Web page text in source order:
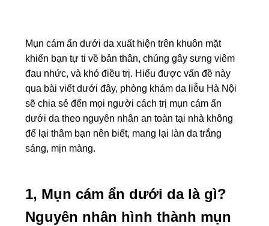
Mụn cám ẩn dưới da xuất hiện trên khuôn mặt
khiến bạn tự ti về bản thân, chúng gây sưng viêm
đau nhức, và khó điều trị. Hiểu được vấn đề này
qua bài viết dưới đây, phòng khám da liễu Hà Nội
sẽ chia sẻ đến mọi người cách trị mụn cám ẩn
dưới da theo nguyên nhân an toàn tại nhà không
để lại thâm bạn nên biết, mang lại làn da trắng
sáng, mịn màng.
1, Mụn cám ẩn dưới da là gì?
Nguyên nhân hình thành mụn